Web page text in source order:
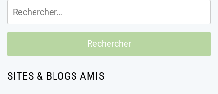
Rechercher :
SITES & BLOGS AMIS